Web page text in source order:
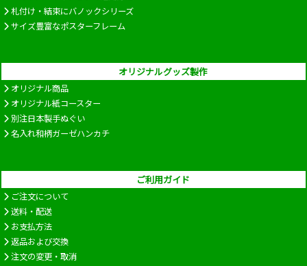
札付け・結束にバノックシリーズ
サイズ豊富なポスターフレーム
オリジナルグッズ製作
オリジナル商品
オリジナル紙コースター
別注日本製手ぬぐい
名入れ和柄ガーゼハンカチ
ご利用ガイド
ご注文について
送料・配送
お支払方法
返品および交換
注文の変更・取消